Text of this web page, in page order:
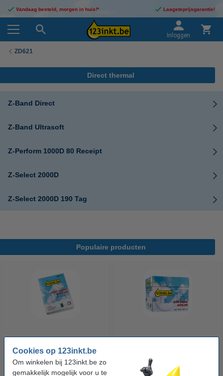
Cookies op 123inkt.be
Om winkelen bij 123inkt.be zo
gemakkelijk mogelijk voor u te
Vandaag besteld, morgen in huis!* Laagsteprijsgarantie!
Inloggen
ZD621
Direct thermal
Z-Band Direct
Z-Band Ultrasoft
Z-Perform 1000D 80 Receipt
Z-Select 2000D
Z-Select 2000D 190 Tag
Populaire producten
500 vellen A4 - 80 g/m²